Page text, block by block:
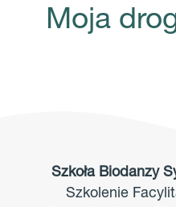
Moja
Szkoła Biodanzy
Szkolenie